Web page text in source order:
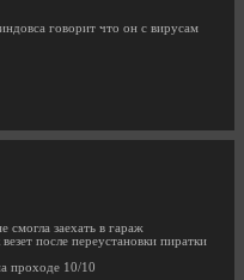
говорит что он с вирусам
смогла заехать в гараж
после переустановки пиратки
проходе 10/10